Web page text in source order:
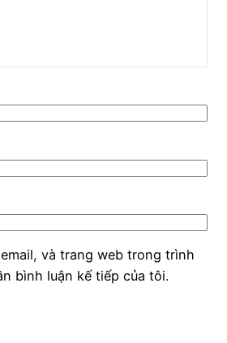
và trang web trong trình
bình luận kế tiếp của tôi.